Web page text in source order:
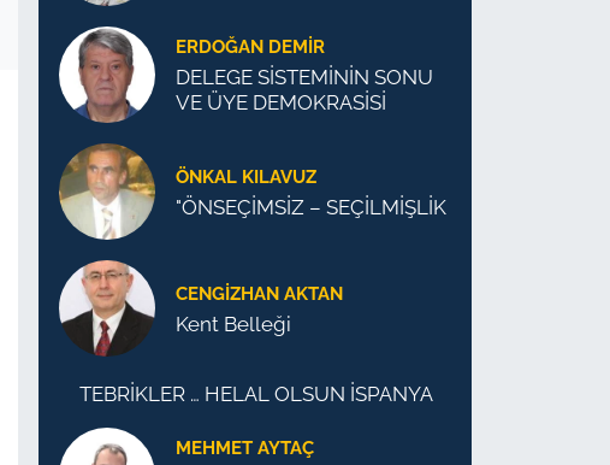
ERDOĞAN DEMIR
DELEGE SİSTEMİNİN SONU
VE ÜYE DEMOKRASİSİ
ÖNKAL KILAVUZ
"ÖNSEÇİMSİZ – SEÇİLMİŞLİK
CENGİZHAN AKTAN
Kent Belleği
TEBRİKLER … HELAL OLSUN İSPANYA
MEHMET AYTAÇ